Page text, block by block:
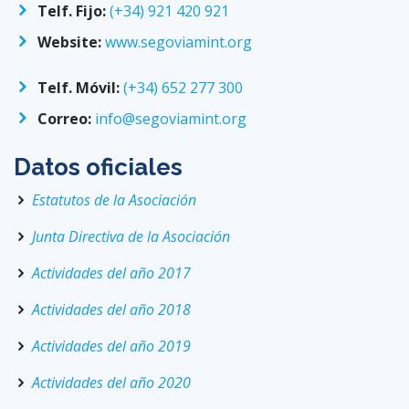
Telf. Fijo:(+34) 921 420 921
Website:www.segoviamint.org
Telf. Móvil:(+34) 652 277 300
Correo: info@segoviamint.org
Datos oficiales
Estatutos de la Asociación
Junta Directiva de la Asociación
Actividades del año 2017
Actividades del año 2018
Actividades del año 2019
Actividades del año 2020